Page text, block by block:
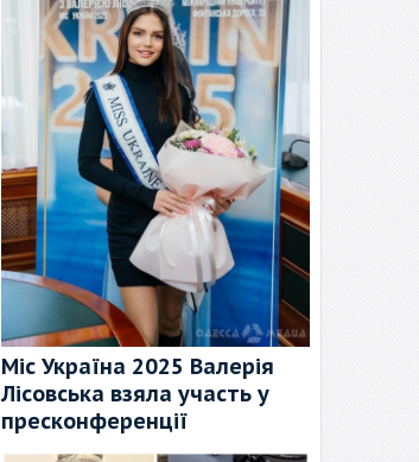
Міс Україна 2025 Валерія
Лісовська взяла участь у
пресконференції